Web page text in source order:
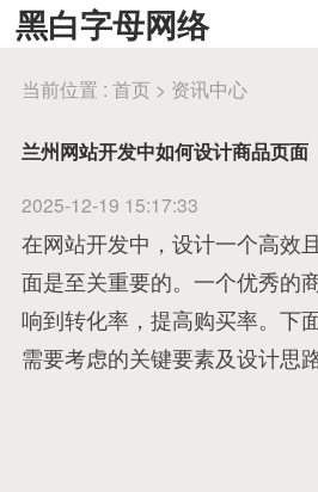
黑白字母网络
当前位置 : 首页 > 资讯中心
兰州网站开发中如何设计商品页面
2025-12-19 15:17:33
在网站开发中，设计一个高效
面是至关重要的。一个优秀的
响到转化率，提高购买率。下
需要考虑的关键要素及设计思